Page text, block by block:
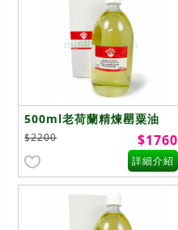
500ml老荷蘭精煉罌粟油
Poppy oil
refined(E1105)
$2200 $1760
詳細介紹